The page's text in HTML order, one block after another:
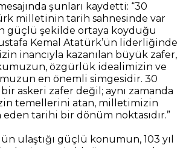
şunları kaydetti: “30
milletinin tarih sahnesinde var
güçlü şekilde ortaya koyduğu
Kemal Atatürk’ün liderliğinde
inancıyla kazanılan büyük zafer,
özgürlük idealimizin ve
en önemli simgesidir. 30
askeri zafer değil; aynı zamanda
temellerini atan, milletimizin
tarihi bir dönüm noktasıdır.”
ulaştığı güçlü konumun, 103 yıl